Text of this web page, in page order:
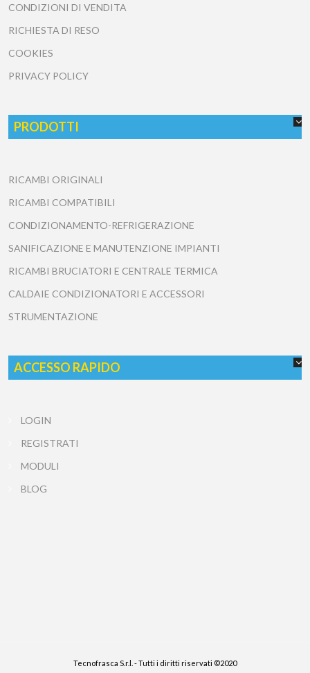
CONDIZIONI DI VENDITA
RICHIESTA DI RESO
COOKIES
PRIVACY POLICY
PRODOTTI
RICAMBI ORIGINALI
RICAMBI COMPATIBILI
CONDIZIONAMENTO-REFRIGERAZIONE
SANIFICAZIONE E MANUTENZIONE IMPIANTI
RICAMBI BRUCIATORI E CENTRALE TERMICA
CALDAIE CONDIZIONATORI E ACCESSORI
STRUMENTAZIONE
ACCESSO RAPIDO
LOGIN
REGISTRATI
MODULI
BLOG
Tecnofrasca S.r.l. - Tutti i diritti riservati ©2020